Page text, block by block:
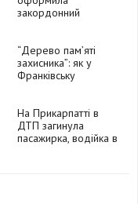
закордонний
“Дерево памʼяті
захисника”: як у
Франківську
(ФОТО)
На Прикарпатті в
ДТП загинула
пасажирка, водійка в